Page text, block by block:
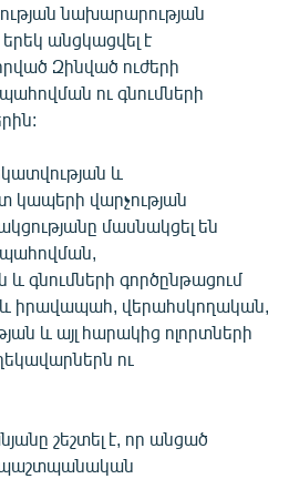
նախարարության
անցկացվել է
Զինված ուժերի
ու գնումների
և
կապերի վարչության
մասնակցել են
գնումների գործընթացում
իրավապահ, վերահսկողական,
և այլ հարակից ոլորտների
ու
շեշտել է, որ անցած
պաշտպանական